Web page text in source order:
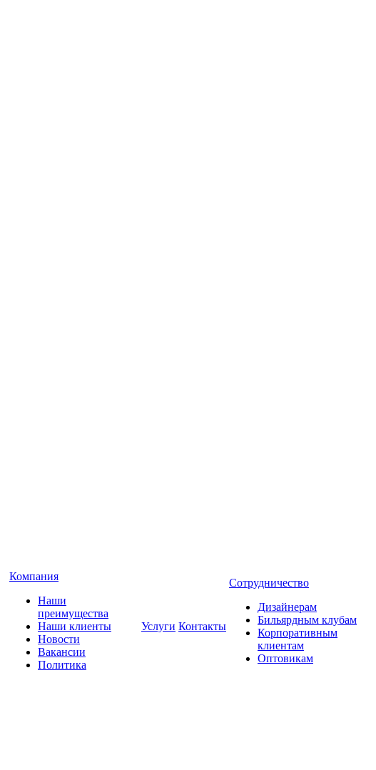
Компания
Наши
преимущества
Наши клиенты
Новости
Вакансии
Политика
Услуги Контакты
Сотрудничество
Дизайнерам
Бильярдным клубам
Корпоративным
клиентам
Оптовикам